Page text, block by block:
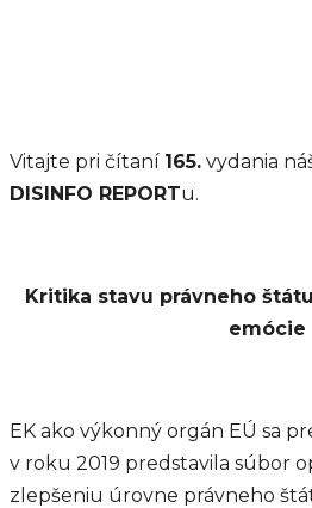
Vitajte pri čítaní 165. vydania
DISINFO REPORTu.
Kritika stavu právneho
emócie
EK ako výkonný orgán EÚ sa
v roku 2019 predstavila súbor
zlepšeniu úrovne právneho